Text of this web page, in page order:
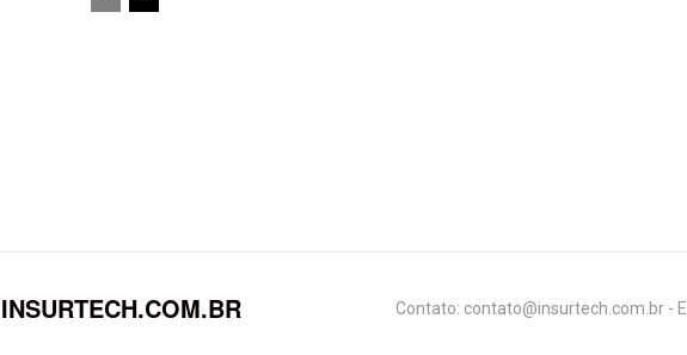
INSURTECH.COM.BR Contato: contato@insurtech.com.br -